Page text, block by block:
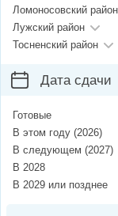
Ломоносовский район
Лужский район
Тосненский район
Дата сдачи
Готовые
В этом году (2026)
В следующем (2027)
В 2028
В 2029 или позднее